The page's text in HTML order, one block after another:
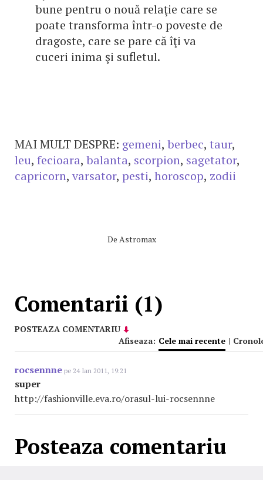
bune pentru o nouă relaţie care se
poate transforma într-o poveste de
dragoste, care se pare că îţi va
cuceri inima şi sufletul.
MAI MULT DESPRE: gemeni, berbec, taur,
leu, fecioara, balanta, scorpion, sagetator,
capricorn, varsator, pesti, horoscop, zodii
De Astromax
Comentarii (1)
POSTEAZA COMENTARIU
Afiseaza: Cele mai recente |
rocsennne pe 24 Ian 2011, 19:21
super
http://fashionville.eva.ro/orasul-lui-rocsennne
Posteaza comentariu